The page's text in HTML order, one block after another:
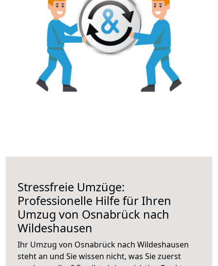
Stressfreie Umzüge:
Professionelle Hilfe für Ihren
Umzug von Osnabrück nach
Wildeshausen
Ihr Umzug von Osnabrück nach Wildeshausen
steht an und Sie wissen nicht, was Sie zuerst